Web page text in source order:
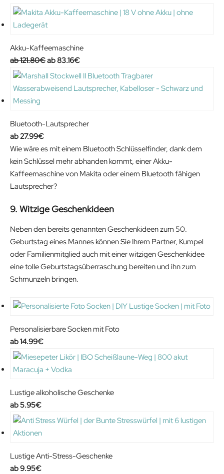
Akku-Kaffeemaschine
121.80€O
r
i
n
l
p
r
i
e
a
s
:
1
2
.
0
.
83.16€C
u
r
n
p
r
i
i
:
8
3
.
€
Bluetooth-Lautsprecher
27.99€
Wie wäre es mit einem Bluetooth Schlüsselfinder, dank dem
kein Schlüssel mehr abhanden kommt, einer Akku-
Kaffeemaschine von Makita oder einem Bluetooth fähigen
Lautsprecher?
9. Witzige Geschenkideen
Neben den bereits genannten Geschenkideen zum 50.
Geburtstag eines Mannes können Sie Ihrem Partner, Kumpel
oder Familienmitglied auch mit einer witzigen Geschenkidee
eine tolle Geburtstagsüberraschung bereiten und ihn zum
Schmunzeln bringen.
Personalisierbare Socken mit Foto
14.99€
Lustige alkoholische Geschenke
5.95€
Lustige Anti-Stress-Geschenke
9.95€